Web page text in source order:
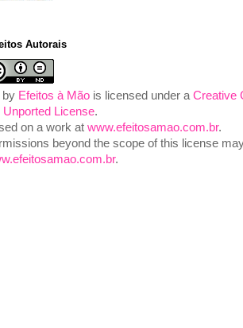
Autorais
by Efeitos à Mão is licensed under a Creative
Unported License.
on a work at www.efeitosamao.com.br.
beyond the scope of this license
.